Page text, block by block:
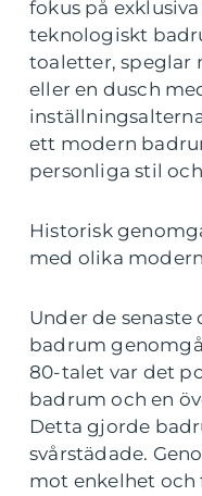
fokus på
teknologiskt
toaletter, speglar
eller en dusch
ett modern
personliga stil
Historisk
med olika
Under de
badrum
80-talet var det
badrum och en
Detta gjorde
svårstädade.
mot enkelhet och